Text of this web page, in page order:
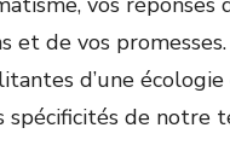
et de vos
d’une
spécificités de notre